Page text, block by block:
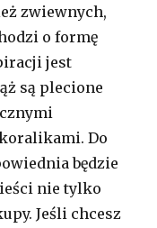
zwiewnych,
o formę
jest
są plecione
Do
będzie
nie tylko
Jeśli chcesz